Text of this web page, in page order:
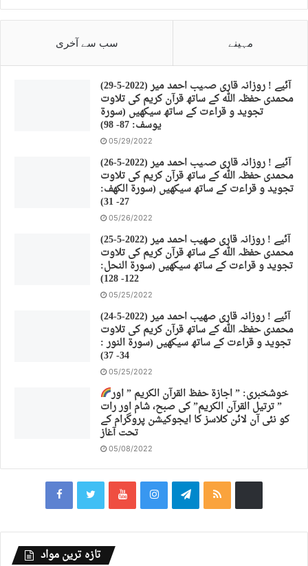
سب سے آخری مہینے
(29-5-2022) آئیے ! روزانہ قاری صہیب احمد میر
محمدی حفظہ اللہ کے ساتھ قرآن کریم کی تلاوت
تجوید و قراءت کے ساتھ سیکھیں (سورة
يوسف: 87- 98)
05/29/2022
(26-5-2022) آئیے ! روزانہ قاری صہیب احمد میر
محمدی حفظہ اللہ کے ساتھ قرآن کریم کی تلاوت
تجوید و قراءت کے ساتھ سیکھیں (سورة الكهف:
27- 31)
05/26/2022
(25-5-2022) آئیے ! روزانہ قاری صهیب احمد میر
محمدی حفظہ اللہ کے ساتھ قرآن کریم کی تلاوت
تجوید و قراءت کے ساتھ سیکھیں (سورة النحل:
122- 128)
05/25/2022
(24-5-2022) آئیے ! روزانہ قاری صهیب احمد میر
محمدی حفظہ اللہ کے ساتھ قرآن کریم کی تلاوت
تجوید و قراءت کے ساتھ سیکھیں (سورة النور :
34- 37)
05/25/2022
خوشخبری: ” اجازة حفظ القرآن الكريم ” اور
” ترتیل القرآن الكريم” کی صبح، شام اور رات
کو نئی آن لائن کلاسز کا ایجوکیشن پروگرام کے
تحت آغاز
05/08/2022
تازہ ترین مواد